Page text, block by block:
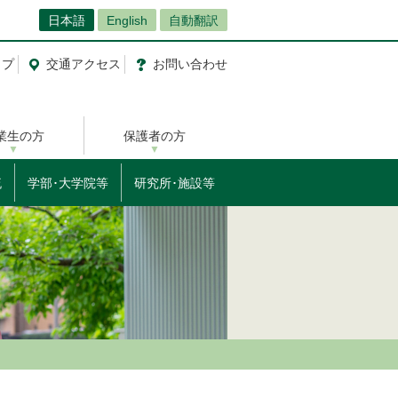
日本語 English 自動翻訳
交通アクセス お問い合わせ
生の方 保護者の方
学部･大学院等 研究所･施設等